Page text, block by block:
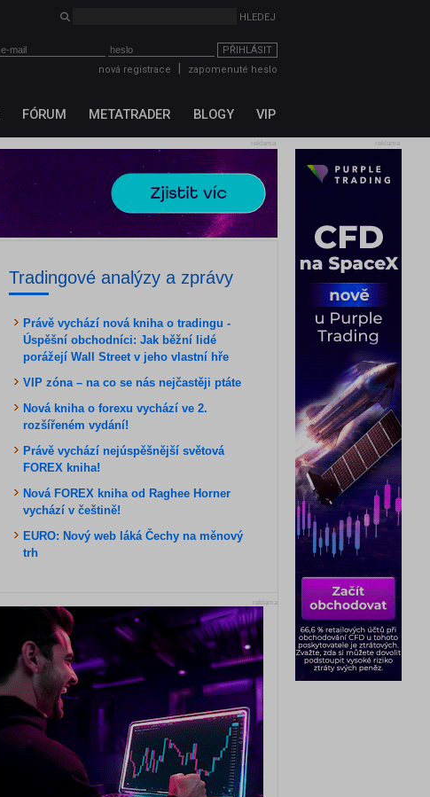
HLEDEJ
PŘIHLÁSIT
nová registrace
zapomenuté heslo
FÓRUM METATRADER BLOGY VIP
reklama
reklama
Tradingové analýzy a zprávy
Právě vychází nová kniha o tradingu -
Úspěšní obchodníci: Jak běžní lidé
porážejí Wall Street v jeho vlastní hře
VIP zóna – na co se nás nejčastěji ptáte
Nová kniha o forexu vychází ve 2.
rozšířeném vydání!
Právě vychází nejúspěšnější světová
FOREX kniha!
Nová FOREX kniha od Raghee Horner
vychází v češtině!
EURO: Nový web láká Čechy na měnový
trh
reklama